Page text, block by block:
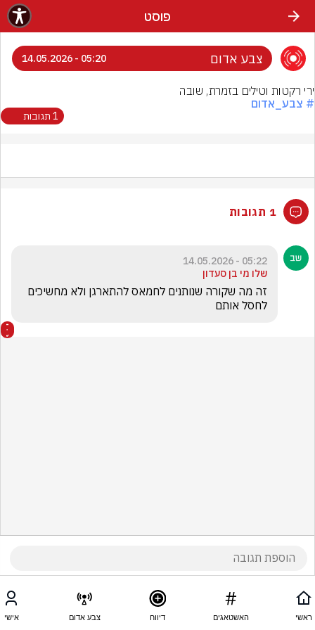
פוסט
צבע אדום 05:20 - 14.05.2026
ירי רקטות וטילים בזמרת, שובה
# צבע_אדום
1 תגובות
1 תגובות
05:22 - 14.05.2026
שלו מי בן סעדון
לחסל אותם
ראשי האשטאגים דיווח צבע אדום אישי